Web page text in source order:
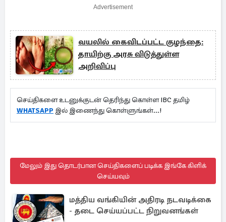
Advertisement
வயலில் கைவிடப்பட்ட குழந்தை:
தாயிற்கு அரசு விடுத்துள்ள
அறிவிப்பு
செய்திகளை உடனுக்குடன் தெரிந்து கொள்ள IBC தமிழ்
WHATSAPP இல் இணைந்து கொள்ளுங்கள்...!
மேலும் இது தொடர்பான செய்திகளைப் படிக்க இங்கே கிளிக்
செய்யவும்
மத்திய வங்கியின் அதிரடி நடவடிக்கை
- தடை செய்யப்பட்ட நிறுவனங்கள்